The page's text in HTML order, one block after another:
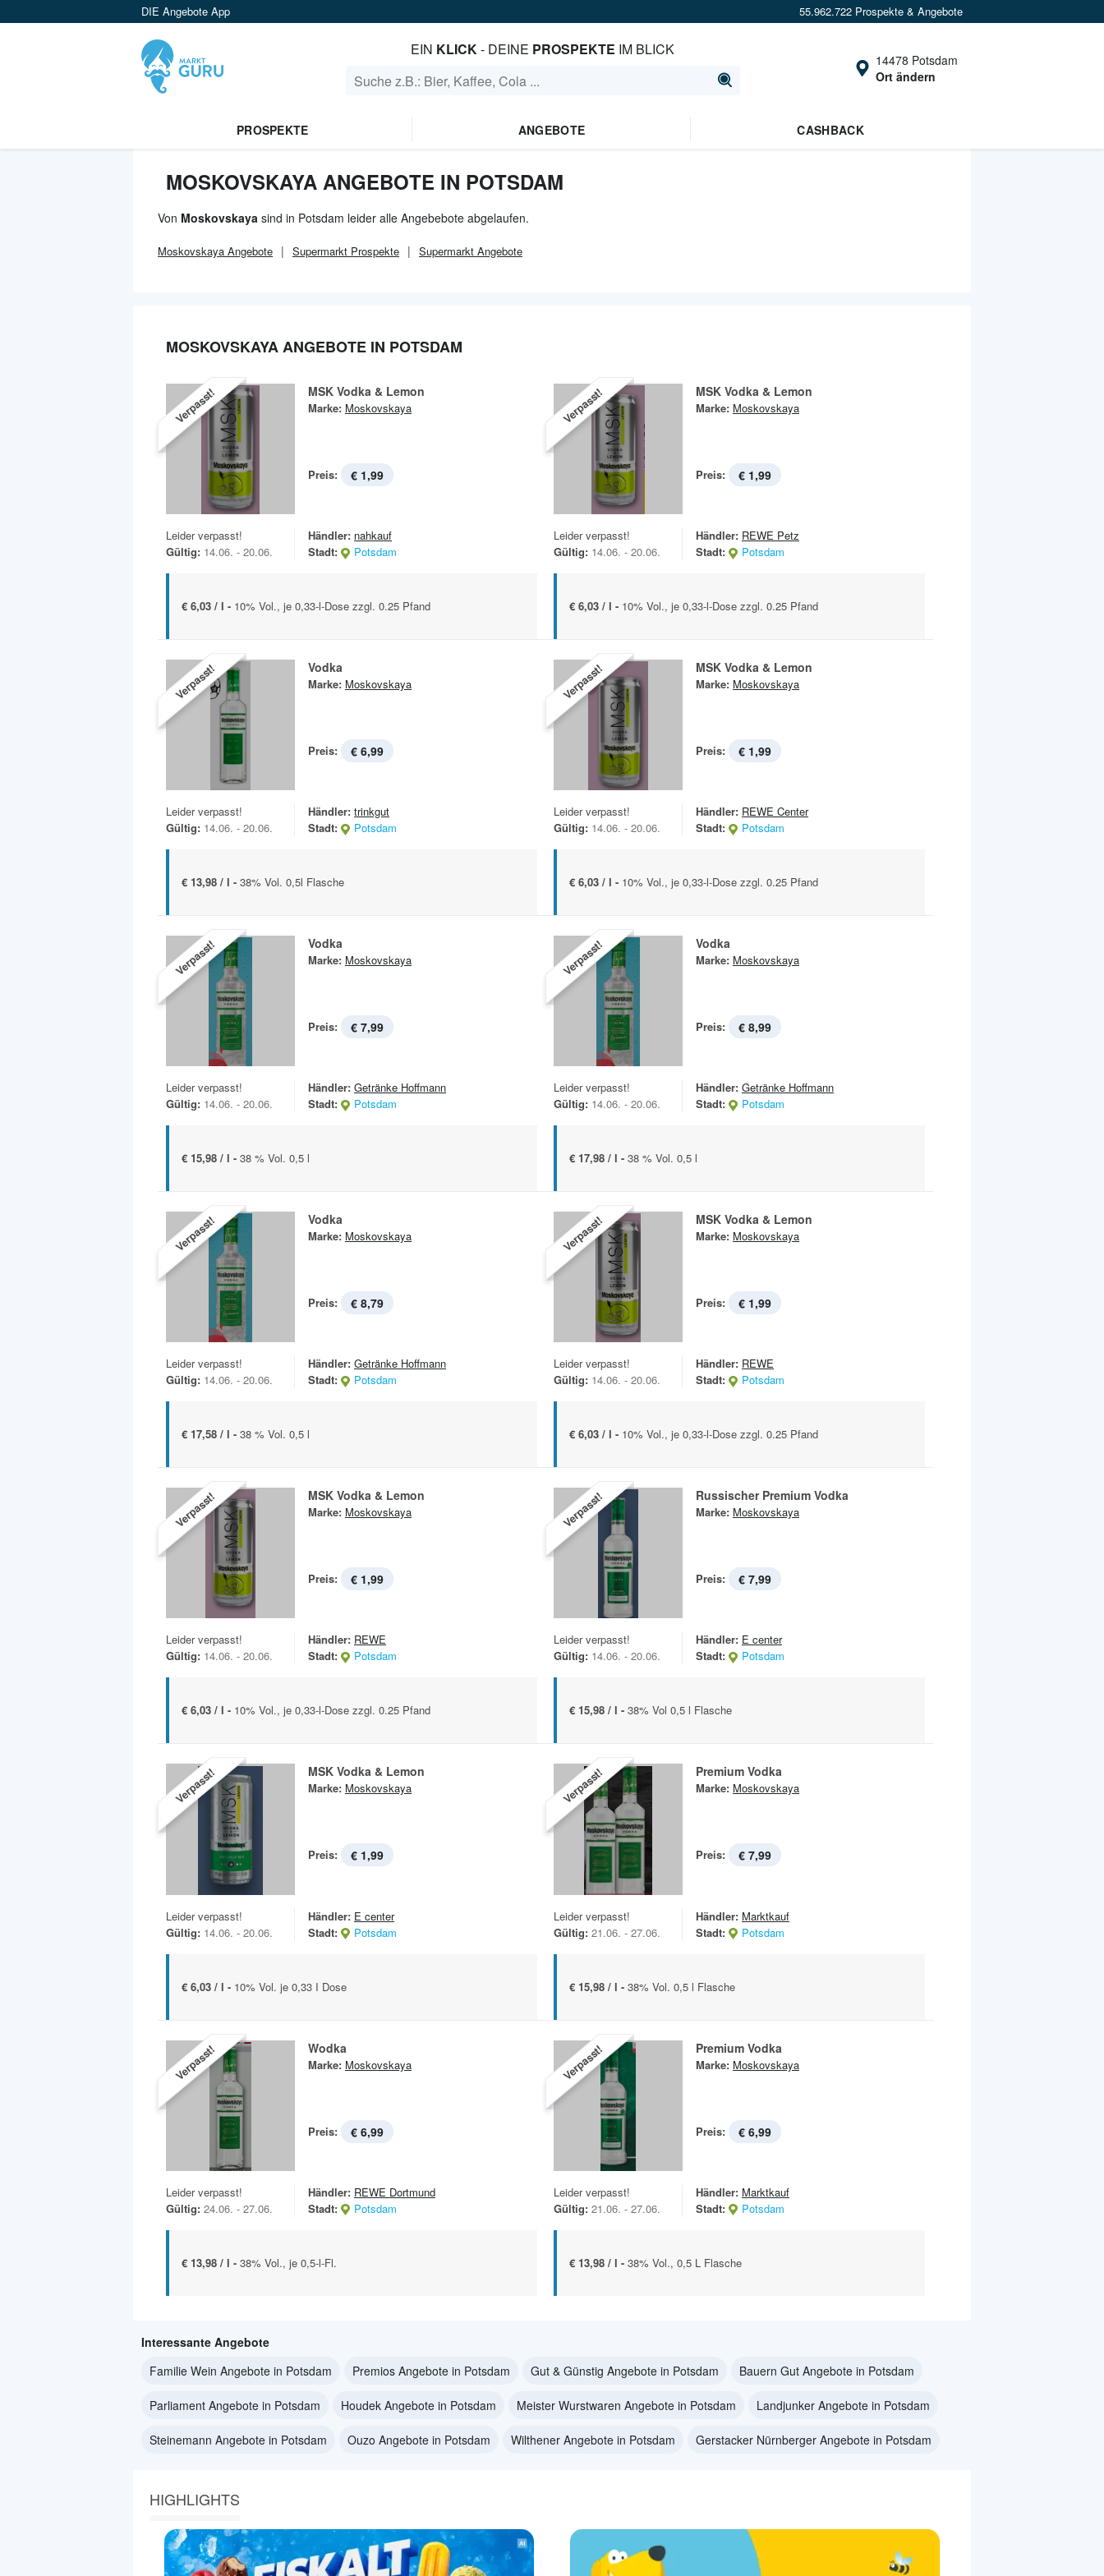
DIE Angebote App 55.962.722 Prospekte & Angebote
EIN KLICK- DEINE PROSPEKTE IM BLICK
14478 Potsdam
Ort ändern
PROSPEKTE ANGEBOTE CASHBACK
MOSKOVSKAYA ANGEBOTE IN POTSDAM
Von Moskovskaya sind in Potsdam leider alle Angebebote abgelaufen.
Moskovskaya Angebote Supermarkt Prospekte Supermarkt Angebote
MOSKOVSKAYA ANGEBOTE IN POTSDAM
Verpasst! MSK Vodka & Lemon
Marke: Moskovskaya
Preis: € 1,99
Leider verpasst!
Gültig: 14.06. - 20.06.
Händler: nahkauf
Stadt:
Potsdam
€ 6,03 / l - 10% Vol., je 0,33-l-Dose zzgl. 0.25 Pfand
Verpasst! MSK Vodka & Lemon
Marke: Moskovskaya
Preis: € 1,99
Leider verpasst!
Gültig: 14.06. - 20.06.
Händler: REWE Petz
Stadt:
Potsdam
€ 6,03 / l - 10% Vol., je 0,33-l-Dose zzgl. 0.25 Pfand
Verpasst! Vodka
Marke: Moskovskaya
Preis: € 6,99
Leider verpasst!
Gültig: 14.06. - 20.06.
Händler: trinkgut
Stadt:
Potsdam
€ 13,98 / l - 38% Vol. 0,5l Flasche
Verpasst! MSK Vodka & Lemon
Marke: Moskovskaya
Preis: € 1,99
Leider verpasst!
Gültig: 14.06. - 20.06.
Händler: REWE Center
Stadt:
Potsdam
€ 6,03 / l - 10% Vol., je 0,33-l-Dose zzgl. 0.25 Pfand
Verpasst! Vodka
Marke: Moskovskaya
Preis: € 7,99
Leider verpasst!
Gültig: 14.06. - 20.06.
Händler: Getränke Hoffmann
Stadt:
Potsdam
€ 15,98 / l - 38 % Vol. 0,5 l
Verpasst! Vodka
Marke: Moskovskaya
Preis: € 8,99
Leider verpasst!
Gültig: 14.06. - 20.06.
Händler: Getränke Hoffmann
Stadt:
Potsdam
€ 17,98 / l - 38 % Vol. 0,5 l
Verpasst! Vodka
Marke: Moskovskaya
Preis: € 8,79
Leider verpasst!
Gültig: 14.06. - 20.06.
Händler: Getränke Hoffmann
Stadt:
Potsdam
€ 17,58 / l - 38 % Vol. 0,5 l
Verpasst! MSK Vodka & Lemon
Marke: Moskovskaya
Preis: € 1,99
Leider verpasst!
Gültig: 14.06. - 20.06.
Händler: REWE
Stadt:
Potsdam
€ 6,03 / l - 10% Vol., je 0,33-l-Dose zzgl. 0.25 Pfand
Verpasst! MSK Vodka & Lemon
Marke: Moskovskaya
Preis: € 1,99
Leider verpasst!
Gültig: 14.06. - 20.06.
Händler: REWE
Stadt:
Potsdam
€ 6,03 / l - 10% Vol., je 0,33-l-Dose zzgl. 0.25 Pfand
Verpasst! Russischer Premium Vodka
Marke: Moskovskaya
Preis: € 7,99
Leider verpasst!
Gültig: 14.06. - 20.06.
Händler: E center
Stadt:
Potsdam
€ 15,98 / l - 38% Vol 0,5 l Flasche
Verpasst! MSK Vodka & Lemon
Marke: Moskovskaya
Preis: € 1,99
Leider verpasst!
Gültig: 14.06. - 20.06.
Händler: E center
Stadt:
Potsdam
€ 6,03 / l - 10% Vol. je 0,33 I Dose
Verpasst! Premium Vodka
Marke: Moskovskaya
Preis: € 7,99
Leider verpasst!
Gültig: 21.06. - 27.06.
Händler: Marktkauf
Stadt:
Potsdam
€ 15,98 / l - 38% Vol. 0,5 l Flasche
Verpasst! Wodka
Marke: Moskovskaya
Preis: € 6,99
Leider verpasst!
Gültig: 24.06. - 27.06.
Händler: REWE Dortmund
Stadt:
Potsdam
€ 13,98 / l - 38% Vol., je 0,5-l-Fl.
Verpasst! Premium Vodka
Marke: Moskovskaya
Preis: € 6,99
Leider verpasst!
Gültig: 21.06. - 27.06.
Händler: Marktkauf
Stadt:
Potsdam
€ 13,98 / l - 38% Vol., 0,5 L Flasche
Interessante Angebote
Familie Wein Angebote in Potsdam
Premios Angebote in Potsdam Gut & Günstig Angebote in Potsdam Bauern Gut Angebote in Potsdam
Parliament Angebote in Potsdam Houdek Angebote in Potsdam Meister Wurstwaren Angebote in Potsdam Landjunker Angebote in Potsdam
Steinemann Angebote in Potsdam Ouzo Angebote in Potsdam Wilthener Angebote in Potsdam Gerstacker Nürnberger Angebote in Potsdam
HIGHLIGHTS